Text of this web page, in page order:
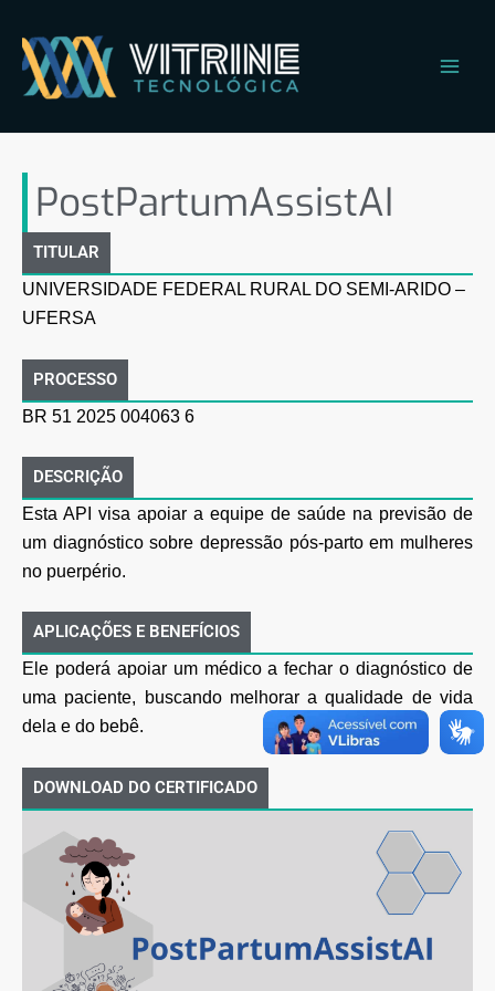
para
conteúdo
PostPartumAssistAI
TITULAR
UNIVERSIDADE FEDERAL RURAL DO SEMI-ARIDO –
UFERSA
PROCESSO
BR 51 2025 004063 6
DESCRIÇÃO
Esta API visa apoiar a equipe de saúde na previsão de
um diagnóstico sobre depressão pós-parto em mulheres
no puerpério.
APLICAÇÕES E BENEFÍCIOS
Ele poderá apoiar um médico a fechar o diagnóstico de
uma paciente, buscando melhorar a qualidade de vida
dela e do bebê.
DOWNLOAD DO CERTIFICADO